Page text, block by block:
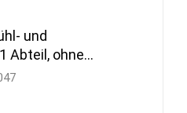
und
Abteil, ohne